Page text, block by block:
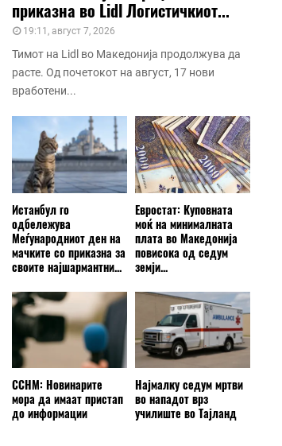
приказна во Lidl Логистичкиот...
19:11, август 7, 2026
Тимот на Lidl во Македонија продолжува да
расте. Од почетокот на август, 17 нови
вработени...
Истанбул го
одбележува
Меѓународниот ден на
мачките со приказна за
своите најшармантни...
Евростат: Куповната
моќ на минималната
плата во Македонија
повисока од седум
земји...
ССНМ: Новинарите
мора да имаат пристап
до информации
Најмалку седум мртви
во нападот врз
училиште во Тајланд